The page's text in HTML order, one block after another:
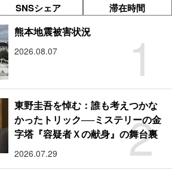
SNSシェア 滞在時間
1
熊本地震被害状況
2026.08.07
2
東野圭吾を悼む：誰も考えつかな
かったトリック──ミステリーの金
字塔『容疑者Ｘの献身』の舞台裏
2026.07.29